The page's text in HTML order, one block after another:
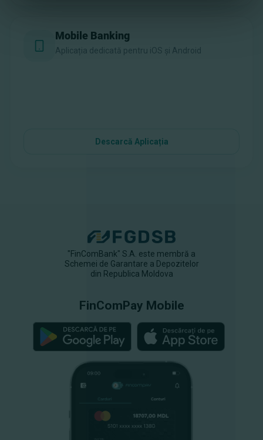
Mobile Banking
Aplicația dedicată pentru iOS și Android
Descarcă Aplicația
"FinComBank" S.A. este membră a
Schemei de Garantare a Depozitelor
din Republica Moldova
FinComPay Mobile